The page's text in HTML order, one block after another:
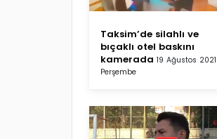
Taksim’de silahlı ve
bıçaklı otel baskını
kamerada 19 Ağustos 2021
Perşembe